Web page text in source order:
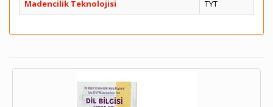
Madencilik Teknolojisi TYT